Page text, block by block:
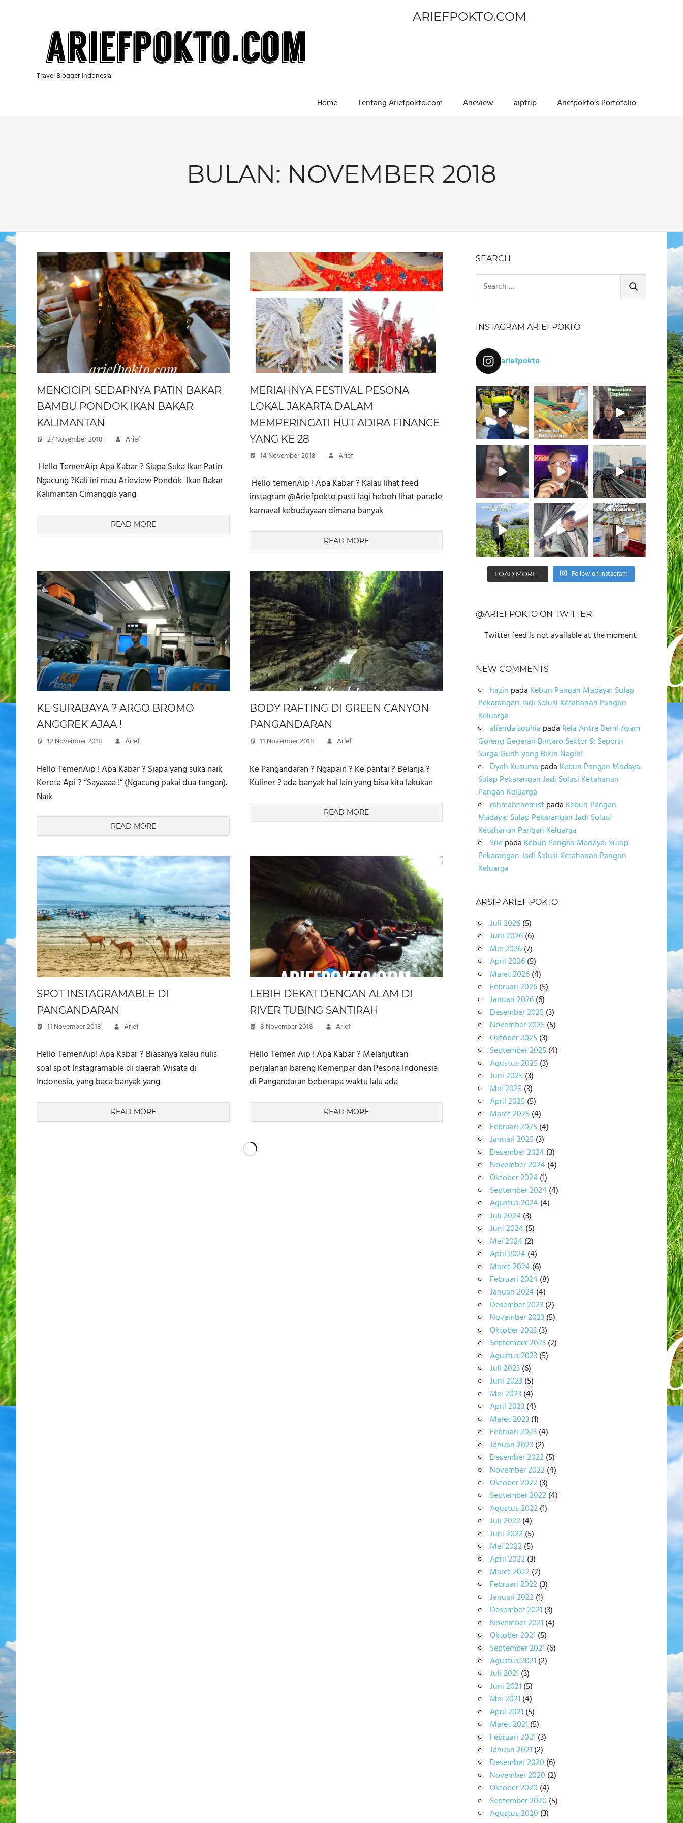
ARIEFPOKTO.COM
Travel Blogger Indonesia
Home Tentang Ariefpokto.com Arieview aiptrip Ariefpokto’s Portofolio
BULAN: NOVEMBER 2018
MENCICIPI SEDAPNYA PATIN BAKAR
BAMBU PONDOK IKAN BAKAR
KALIMANTAN
27 November 2018 Arief
Hello TemenAip Apa Kabar ? Siapa Suka Ikan Patin
Ngacung ?Kali ini mau Arieview Pondok Ikan Bakar
Kalimantan Cimanggis yang
READ MORE
MERIAHNYA FESTIVAL PESONA
LOKAL JAKARTA DALAM
MEMPERINGATI HUT ADIRA FINANCE
YANG KE 28
14 November 2018 Arief
Hello temenAip ! Apa Kabar ? Kalau lihat feed
instagram @Ariefpokto pasti lagi heboh lihat parade
karnaval kebudayaan dimana banyak
READ MORE
KE SURABAYA ? ARGO BROMO
ANGGREK AJAA !
12 November 2018 Arief
Hello TemenAip ! Apa Kabar ? Siapa yang suka naik
Kereta Api ? “Sayaaaa !” (Ngacung pakai dua tangan).
Naik
READ MORE
BODY RAFTING DI GREEN CANYON
PANGANDARAN
11 November 2018 Arief
Ke Pangandaran ? Ngapain ? Ke pantai ? Belanja ?
Kuliner ? ada banyak hal lain yang bisa kita lakukan
READ MORE
SPOT INSTAGRAMABLE DI
PANGANDARAN
11 November 2018 Arief
Hello TemenAip! Apa Kabar ? Biasanya kalau nulis
soal spot Instagramable di daerah Wisata di
Indonesia, yang baca banyak yang
READ MORE
LEBIH DEKAT DENGAN ALAM DI
RIVER TUBING SANTIRAH
8 November 2018 Arief
Hello Temen Aip ! Apa Kabar ? Melanjutkan
perjalanan bareng Kemenpar dan Pesona Indonesia
di Pangandaran beberapa waktu lalu ada
READ MORE
SEARCH
Search
for:
SEARCH
INSTAGRAM ARIEFPOKTO
ariefpokto
LOAD MORE... Follow on Instagram
@ARIEFPOKTO ON TWITTER
Twitter feed is not available at the moment.
NEW COMMENTS
hazin pada Kebun Pangan Madaya: Sulap
Pekarangan Jadi Solusi Ketahanan Pangan
Keluarga
alienda sophia pada Rela Antre Demi Ayam
Goreng Gegeran Bintaro Sektor 9: Seporsi
Surga Gurih yang Bikin Nagih!
Dyah Kusuma pada Kebun Pangan Madaya:
Sulap Pekarangan Jadi Solusi Ketahanan
Pangan Keluarga
rahmahchemistpada Kebun Pangan
Madaya: Sulap Pekarangan Jadi Solusi
Ketahanan Pangan Keluarga
Sriepada Kebun Pangan Madaya: Sulap
Pekarangan Jadi Solusi Ketahanan Pangan
Keluarga
ARSIP ARIEF POKTO
Juli 2026(5)
Juni 2026(6)
Mei 2026(7)
April 2026(5)
Maret 2026(4)
Februari 2026(5)
Januari 2026(6)
Desember 2025(3)
November 2025(5)
Oktober 2025(3)
September 2025(4)
Agustus 2025(3)
Juni 2025(3)
Mei 2025(3)
April 2025(5)
Maret 2025(4)
Februari 2025(4)
Januari 2025(3)
Desember 2024(3)
November 2024(4)
Oktober 2024(1)
September 2024(4)
Agustus 2024(4)
Juli 2024(3)
Juni 2024(5)
Mei 2024(2)
April 2024(4)
Maret 2024(6)
Februari 2024(8)
Januari 2024(4)
Desember 2023(2)
November 2023(5)
Oktober 2023(3)
September 2023(2)
Agustus 2023(5)
Juli 2023(6)
Juni 2023(5)
Mei 2023(4)
April 2023(4)
Maret 2023(1)
Februari 2023(4)
Januari 2023(2)
Desember 2022(5)
November 2022(4)
Oktober 2022(3)
September 2022(4)
Agustus 2022(1)
Juli 2022(4)
Juni 2022(5)
Mei 2022(5)
April 2022(3)
Maret 2022(2)
Februari 2022(3)
Januari 2022(1)
Desember 2021 (3)
November 2021 (4)
Oktober 2021 (5)
September 2021 (6)
Agustus 2021 (2)
Juli 2021 (3)
Juni 2021 (5)
Mei 2021 (4)
April 2021 (5)
Maret 2021 (5)
Februari 2021 (3)
Januari 2021 (2)
Desember 2020 (6)
November 2020 (2)
Oktober 2020 (4)
September 2020 (5)
Agustus 2020 (3)